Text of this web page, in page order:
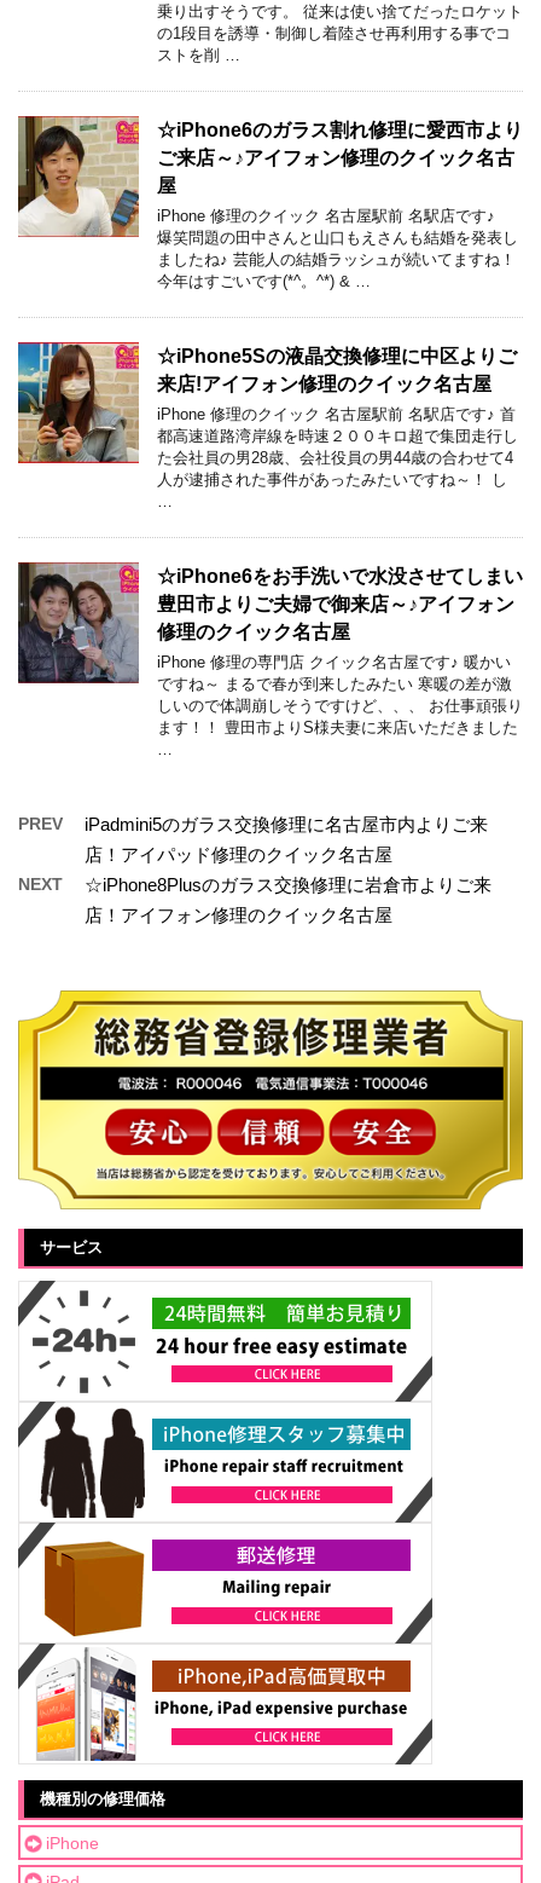
乗り出すそうです。 従来は使い捨てだったロケット
の1段目を誘導・制御し着陸させ再利用する事でコ
ストを削 …
☆iPhone6のガラス割れ修理に愛西市より
ご来店～♪アイフォン修理のクイック名古
屋
iPhone 修理のクイック 名古屋駅前 名駅店です♪
爆笑問題の田中さんと山口もえさんも結婚を発表し
ましたね♪ 芸能人の結婚ラッシュが続いてますね！
今年はすごいです(*^。^*) & …
☆iPhone5Sの液晶交換修理に中区よりご
来店!アイフォン修理のクイック名古屋
iPhone 修理のクイック 名古屋駅前 名駅店です♪ 首
都高速道路湾岸線を時速２００キロ超で集団走行し
た会社員の男28歳、会社役員の男44歳の合わせて4
人が逮捕された事件があったみたいですね～！ し
☆iPhone6をお手洗いで水没させてしまい
豊田市よりご夫婦で御来店～♪アイフォン
修理のクイック名古屋
iPhone 修理の専門店 クイック名古屋です♪ 暖かい
ですね～ まるで春が到来したみたい 寒暖の差が激
しいので体調崩しそうですけど、、、 お仕事頑張り
ます！！ 豊田市よりS様夫妻に来店いただきました
PREV
iPadmini5のガラス交換修理に名古屋市内よりご来
店！アイパッド修理のクイック名古屋
NEXT
☆iPhone8Plusのガラス交換修理に岩倉市よりご来
店！アイフォン修理のクイック名古屋
サービス
機種別の修理価格
iPhone